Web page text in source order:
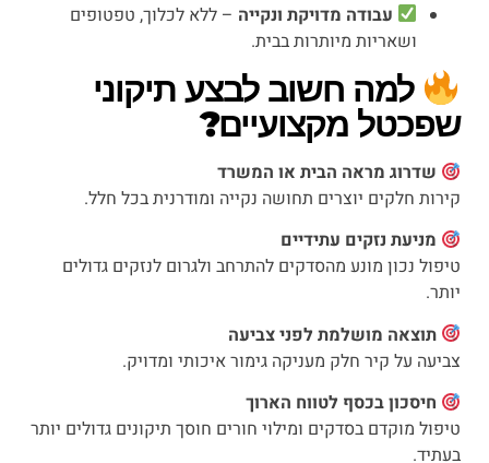
עבודה מדויקת ונקייה – ללא לכלוך, טפטופים
ושאריות מיותרות בבית.
למה חשוב לבצע תיקוני
שפכטל מקצועיים?
שדרוג מראה הבית או המשרד
קירות חלקים יוצרים תחושה נקייה ומודרנית בכל חלל.
מניעת נזקים עתידיים
טיפול נכון מונע מהסדקים להתרחב ולגרום לנזקים גדולים
יותר.
תוצאה מושלמת לפני צביעה
צביעה על קיר חלק מעניקה גימור איכותי ומדויק.
חיסכון בכסף לטווח הארוך
טיפול מוקדם בסדקים ומילוי חורים חוסך תיקונים גדולים יותר
בעתיד.